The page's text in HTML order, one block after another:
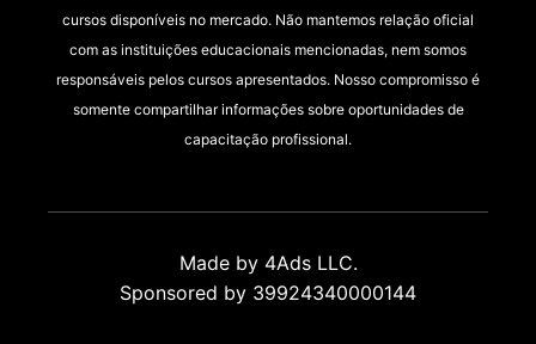
cursos disponíveis no mercado. Não mantemos relação oficial
com as instituições educacionais mencionadas, nem somos
responsáveis pelos cursos apresentados. Nosso compromisso é
somente compartilhar informações sobre oportunidades de
capacitação profissional.
Made by 4Ads LLC.
Sponsored by 39924340000144